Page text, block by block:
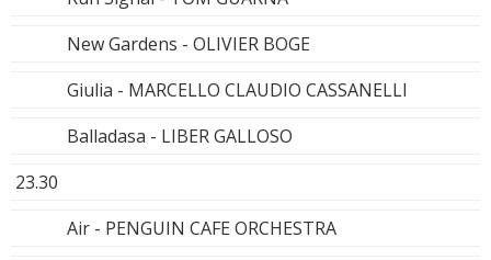
New Gardens - OLIVIER BOGE
Giulia - MARCELLO CLAUDIO CASSANELLI
Balladasa - LIBER GALLOSO
23.30
Air - PENGUIN CAFE ORCHESTRA